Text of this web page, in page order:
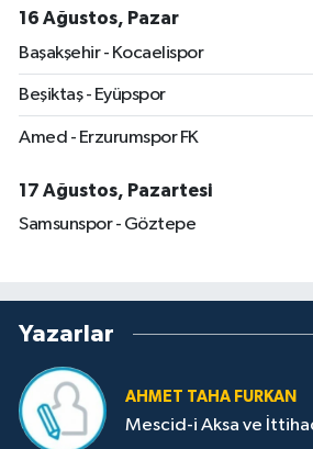
16 Ağustos, Pazar
Başakşehir - Kocaelispor
Beşiktaş - Eyüpspor
Amed - Erzurumspor FK
17 Ağustos, Pazartesi
Samsunspor - Göztepe
Yazarlar
AHMET TAHA FURKAN
Mescid-i Aksa ve